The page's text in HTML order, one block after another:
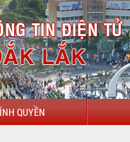
QUYỀN